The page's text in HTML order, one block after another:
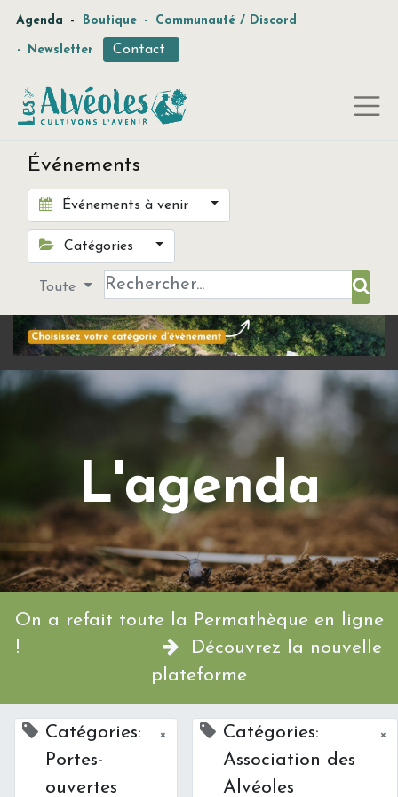
Agenda - Boutique - Communauté / Discord
- Newsletter Contact
Événements
Événements à venir
Catégories
Toute
L'agenda
On a refait toute la Permathèque en ligne
!
Découvrez la nouvelle
plateforme
Catégories:
Portes-
ouvertes
×
Catégories:
Association des
Alvéoles
×